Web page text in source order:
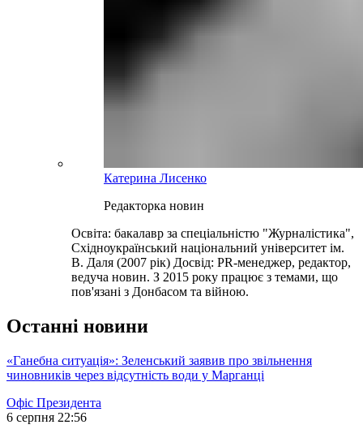
Катерина Лисенко
Редакторка новин
Освіта: бакалавр за спеціальністю "Журналістика",
Східноукраїнський національний університет ім.
В. Даля (2007 рік) Досвід: PR-менеджер, редактор,
ведуча новин. З 2015 року працює з темами, що
пов'язані з Донбасом та війною.
Останні новини
«Ганебна ситуація»: Зеленський заявив про звільнення
чиновників через відсутність води у Марганці
Офіс Президента
6 серпня 22:56